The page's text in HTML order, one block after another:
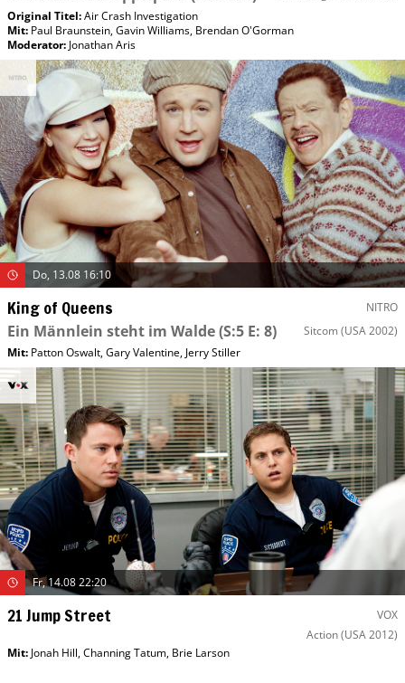
Original Titel:Air Crash Investigation
Mit: Paul Braunstein,Gavin Williams, Brendan O'Gorman
Moderator: Jonathan Aris
Do, 13.08 16:10
King of Queens NITRO
Ein Männlein steht im Walde(S:5 E: 8) Sitcom (USA 2002)
Mit: Patton Oswalt,Gary Valentine, Jerry Stiller
Fr, 14.08 22:20
21 Jump Street
VOX
Action(USA 2012)
Mit: Jonah Hill,Channing Tatum, Brie Larson